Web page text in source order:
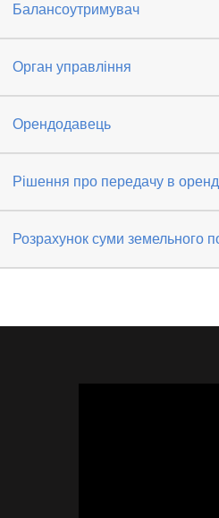
Балансоутримувач
Орган управління
Орендодавець
Рішення про передачу в
Розрахунок суми земельного